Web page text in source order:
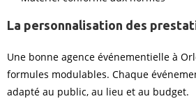
La personnalisation des
Une bonne agence événementielle à
formules modulables. Chaque
adapté au public, au lieu et au budget.